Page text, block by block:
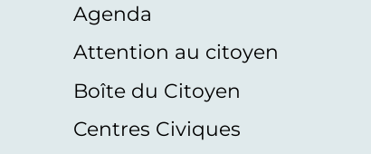
Agenda
Attention au citoyen
Boîte du Citoyen
Centres Civiques